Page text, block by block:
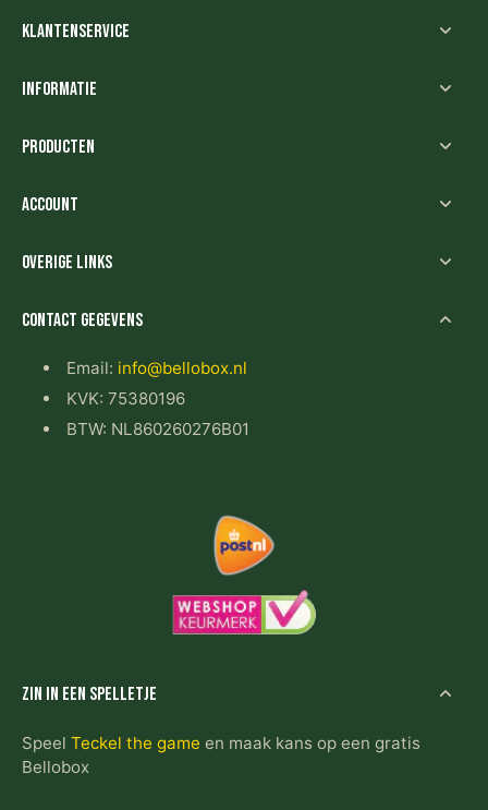
Klantenservice
Informatie
Producten
Account
Overige links
Contact gegevens
Email: info@bellobox.nl
KVK: 75380196
BTW: NL860260276B01
Zin in een spelletje
Speel Teckel the game en maak kans op een gratis
Bellobox